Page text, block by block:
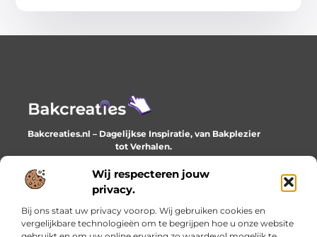
Wij respecteren jouw
privacy.
Bij ons staat uw privacy voorop. Wij gebruiken cookies en
vergelijkbare technologieën om te begrijpen hoe u onze website
Bakcreaties.nl – Dagelijkse Inspiratie, van Bakplezier
tot Verhalen.
Ontdek unieke en creatieve verhalen die je elke dag
verrijken en inspireren.